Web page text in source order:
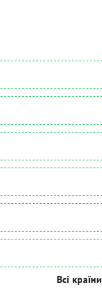
Всі країни